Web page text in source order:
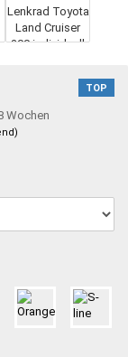
TOP
Wochen